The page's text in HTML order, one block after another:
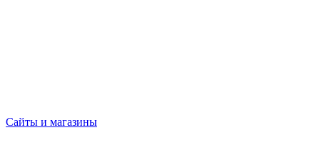
Сайты и магазины